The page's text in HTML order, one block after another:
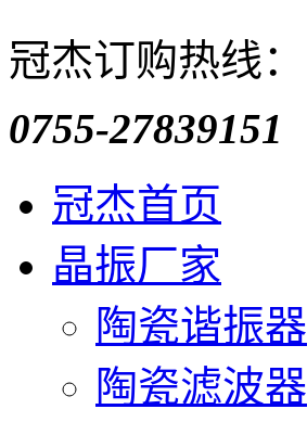
冠杰订购热线：
0755-27839151
冠杰首页
晶振厂家
陶瓷谐振器
陶瓷滤波器